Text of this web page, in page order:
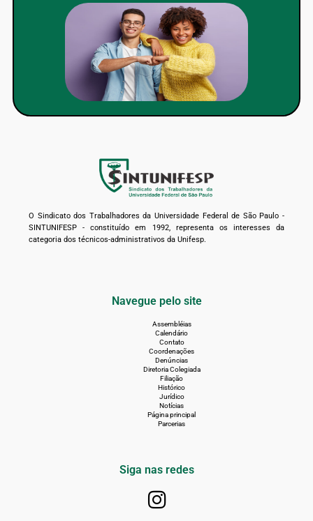
O Sindicato dos Trabalhadores da Universidade Federal de São Paulo -
SINTUNIFESP - constituído em 1992, representa os interesses da
categoria dos técnicos-administrativos da Unifesp.
Navegue pelo site
Assembléias
Calendário
Contato
Coordenações
Denúncias
Diretoria Colegiada
Filiação
Histórico
Jurídico
Notícias
Página principal
Parcerias
Siga nas redes